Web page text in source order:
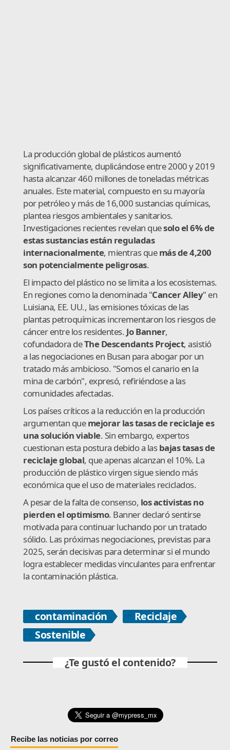
La producción global de plásticos aumentó
significativamente, duplicándose entre 2000 y 2019
hasta alcanzar 460 millones de toneladas métricas
anuales. Este material, compuesto en su mayoría
por petróleo y más de 16,000 sustancias químicas,
plantea riesgos ambientales y sanitarios.
Investigaciones recientes revelan quesolo el 6% de
estas sustancias están reguladas
internacionalmente, mientras quemás de 4,200
son potencialmente peligrosas.
El impacto del plástico no se limita a los ecosistemas.
En regiones como la denominada "Cancer Alley" en
Luisiana, EE. UU., las emisiones tóxicas de las
plantas petroquímicas incrementaron los riesgos de
cáncer entre los residentes. Jo Banner,
cofundadora deThe Descendants Project, asistió
a las negociaciones en Busan para abogar por un
tratado más ambicioso. "Somos el canario en la
mina de carbón", expresó, refiriéndose a las
comunidades afectadas.
Los países críticos a la reducción en la producción
argumentan quemejorar las tasas de reciclaje es
una solución viable. Sin embargo, expertos
cuestionan esta postura debido a lasbajas tasas de
reciclaje global, que apenas alcanzan el 10%. La
producción de plástico virgen sigue siendo más
económica que el uso de materiales reciclados.
A pesar de la falta de consenso, los activistas no
pierden el optimismo. Banner declaró sentirse
motivada para continuar luchando por un tratado
sólido. Las próximas negociaciones, previstas para
2025, serán decisivas para determinar si el mundo
logra establecer medidas vinculantes para enfrentar
la contaminación plástica.
contaminación
Reciclaje
Sostenible
¿Te gustó el contenido?
Recibe las noticias por correo